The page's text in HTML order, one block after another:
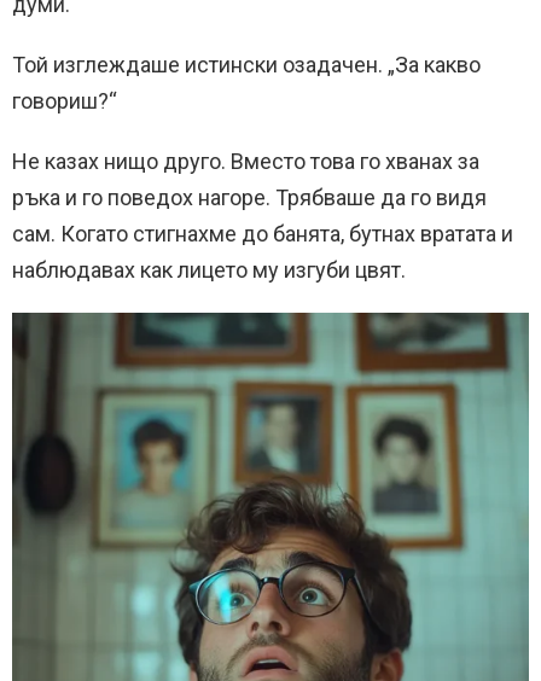
Той изглеждаше истински озадачен. „За какво
говориш?“
Не казах нищо друго. Вместо това го хванах за
ръка и го поведох нагоре. Трябваше да го видя
сам. Когато стигнахме до банята, бутнах вратата и
наблюдавах как лицето му изгуби цвят.